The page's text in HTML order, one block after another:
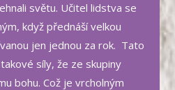
světu. Učitel lidstva se
když přednáší velkou
jen jednou za rok. Tato
síly, že ze skupiny
bohu. Což je vrcholným